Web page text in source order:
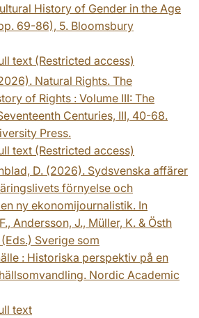
History of Gender in the Age
69-86), 5. Bloomsbury
text (Restricted access)
Natural Rights. The
of Rights : Volume III: The
Centuries, III, 40-68.
Press.
text (Restricted access)
D. (2026). Sydsvenska affärer
förnyelse och
ny ekonomijournalistik. In
Andersson, J., Müller, K. & Östh
Sverige som
: Historiska perspektiv på en
Nordic Academic
text